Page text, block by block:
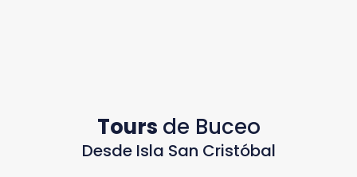
Tours de Buceo
Desde Isla San Cristóbal